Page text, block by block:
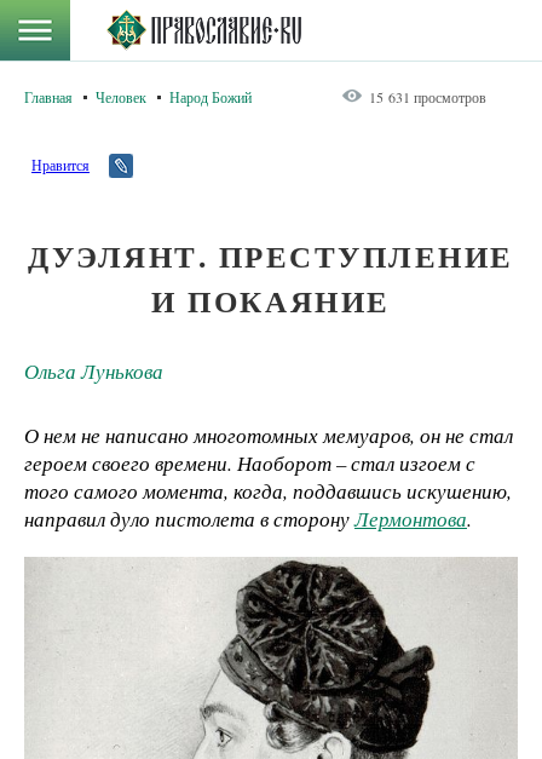
Главная Человек Народ Божий 15 631 просмотров
Нравится
ДУЭЛЯНТ. ПРЕСТУПЛЕНИЕ
И ПОКАЯНИЕ
Ольга Лунькова
О нем не написано многотомных мемуаров, он не стал
героем своего времени. Наоборот – стал изгоем с
того самого момента, когда, поддавшись искушению,
направил дуло пистолета в сторонуЛермонтова.